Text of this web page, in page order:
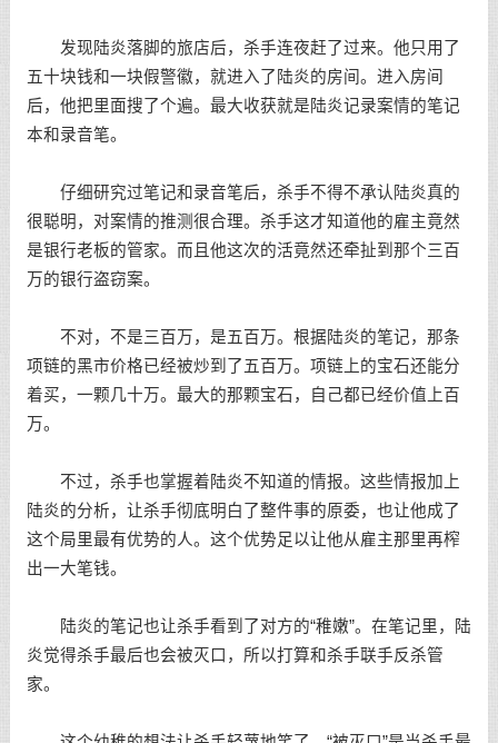
发现陆炎落脚的旅店后，杀手连夜赶了过来。他只用了
五十块钱和一块假警徽，就进入了陆炎的房间。进入房间
后，他把里面搜了个遍。最大收获就是陆炎记录案情的笔记
本和录音笔。
仔细研究过笔记和录音笔后，杀手不得不承认陆炎真的
很聪明，对案情的推测很合理。杀手这才知道他的雇主竟然
是银行老板的管家。而且他这次的活竟然还牵扯到那个三百
万的银行盗窃案。
不对，不是三百万，是五百万。根据陆炎的笔记，那条
项链的黑市价格已经被炒到了五百万。项链上的宝石还能分
着买，一颗几十万。最大的那颗宝石，自己都已经价值上百
万。
不过，杀手也掌握着陆炎不知道的情报。这些情报加上
陆炎的分析，让杀手彻底明白了整件事的原委，也让他成了
这个局里最有优势的人。这个优势足以让他从雇主那里再榨
出一大笔钱。
陆炎的笔记也让杀手看到了对方的“稚嫩”。在笔记里，陆
炎觉得杀手最后也会被灭口，所以打算和杀手联手反杀管
家。